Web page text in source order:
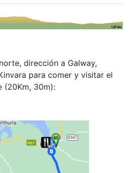
dirección a Galway,
para comer y visitar el
(20Km, 30m):